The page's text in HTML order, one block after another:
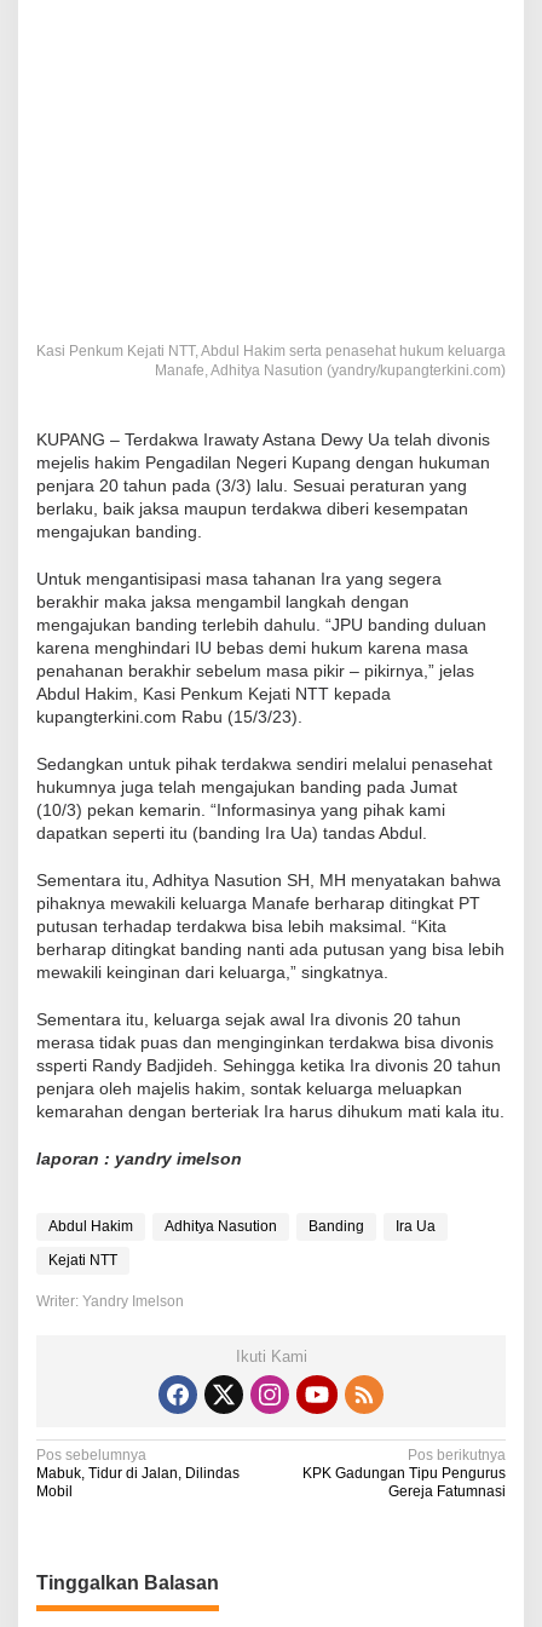
Kasi Penkum Kejati NTT, Abdul Hakim serta penasehat hukum keluarga
Manafe, Adhitya Nasution (yandry/kupangterkini.com)
KUPANG – Terdakwa Irawaty Astana Dewy Ua telah divonis
mejelis hakim Pengadilan Negeri Kupang dengan hukuman
penjara 20 tahun pada (3/3) lalu. Sesuai peraturan yang
berlaku, baik jaksa maupun terdakwa diberi kesempatan
mengajukan banding.
Untuk mengantisipasi masa tahanan Ira yang segera
berakhir maka jaksa mengambil langkah dengan
mengajukan banding terlebih dahulu. “JPU banding duluan
karena menghindari IU bebas demi hukum karena masa
penahanan berakhir sebelum masa pikir – pikirnya,” jelas
Abdul Hakim, Kasi Penkum Kejati NTT kepada
kupangterkini.com Rabu (15/3/23).
Sedangkan untuk pihak terdakwa sendiri melalui penasehat
hukumnya juga telah mengajukan banding pada Jumat
(10/3) pekan kemarin. “Informasinya yang pihak kami
dapatkan seperti itu (banding Ira Ua) tandas Abdul.
Sementara itu, Adhitya Nasution SH, MH menyatakan bahwa
pihaknya mewakili keluarga Manafe berharap ditingkat PT
putusan terhadap terdakwa bisa lebih maksimal. “Kita
berharap ditingkat banding nanti ada putusan yang bisa lebih
mewakili keinginan dari keluarga,” singkatnya.
Sementara itu, keluarga sejak awal Ira divonis 20 tahun
merasa tidak puas dan menginginkan terdakwa bisa divonis
ssperti Randy Badjideh. Sehingga ketika Ira divonis 20 tahun
penjara oleh majelis hakim, sontak keluarga meluapkan
kemarahan dengan berteriak Ira harus dihukum mati kala itu.
laporan : yandry imelson
Abdul Hakim Adhitya Nasution Banding
Ira Ua
Kejati NTT
Writer: Yandry Imelson
Ikuti Kami
N
a
g
Pos sebelumnya
Mabuk, Tidur di Jalan, Dilindas
Mobil
Pos berikutnya
KPK Gadungan Tipu Pengurus
Gereja Fatumnasi
Tinggalkan Balasan